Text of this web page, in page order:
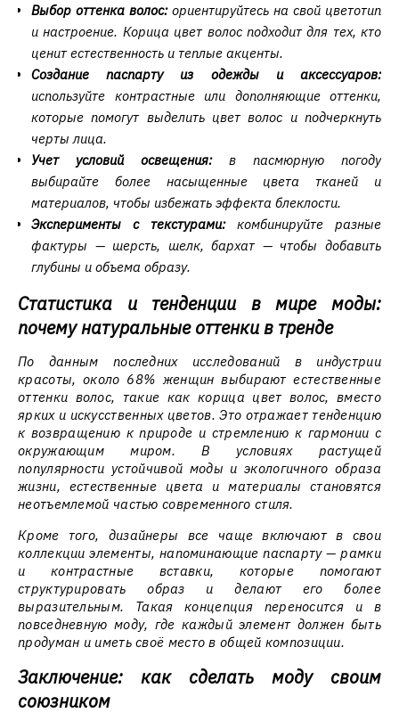
Выбор оттенка волос:ориентируйтесь на свой цветотип
и настроение. Корица цвет волос подходит для тех, кто
ценит естественность и теплые акценты.
Создание паспарту из одежды и аксессуаров:
используйте контрастные или дополняющие оттенки,
которые помогут выделить цвет волос и подчеркнуть
черты лица.
Учет условий освещения:в пасмюрную погоду
выбирайте более насыщенные цвета тканей и
материалов, чтобы избежать эффекта блеклости.
Эксперименты с текстурами:комбинируйте разные
фактуры — шерсть, шелк, бархат — чтобы добавить
глубины и объема образу.
Статистика и тенденции в мире моды:
почему натуральные оттенки в тренде
По данным последних исследований в индустрии
красоты, около 68% женщин выбирают естественные
оттенки волос, такие как корица цвет волос, вместо
ярких и искусственных цветов. Это отражает тенденцию
к возвращению к природе и стремлению к гармонии с
окружающим миром. В условиях растущей
популярности устойчивой моды и экологичного образа
жизни, естественные цвета и материалы становятся
неотъемлемой частью современного стиля.
Кроме того, дизайнеры все чаще включают в свои
коллекции элементы, напоминающие паспарту — рамки
и контрастные вставки, которые помогают
структурировать образ и делают его более
выразительным. Такая концепция переносится и в
повседневную моду, где каждый элемент должен быть
продуман и иметь своё место в общей композиции.
Заключение: как сделать моду своим
союзником